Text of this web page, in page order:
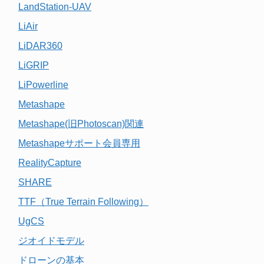
LandStation-UAV
LiAir
LiDAR360
LiGRIP
LiPowerline
Metashape
Metashape(旧Photoscan)関連
Metashapeサポート会員専用
RealityCapture
SHARE
TTF（True Terrain Following）
UgCS
ジオイドモデル
ドローンの基本